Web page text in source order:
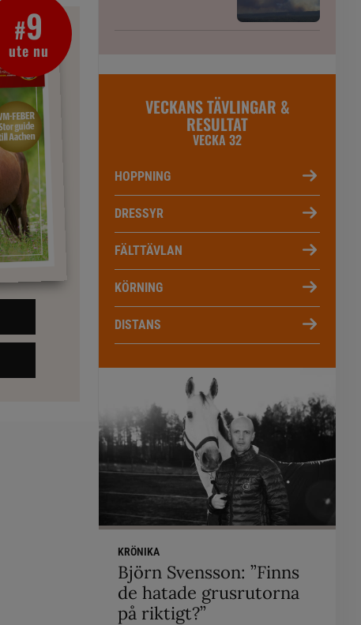
#9
ute nu
VECKANS TÄVLINGAR &
RESULTAT
VECKA 32
HOPPNING
DRESSYR
FÄLTTÄVLAN
KÖRNING
DISTANS
KRÖNIKA
Björn Svensson: ”Finns
de hatade grusrutorna
på riktigt?”